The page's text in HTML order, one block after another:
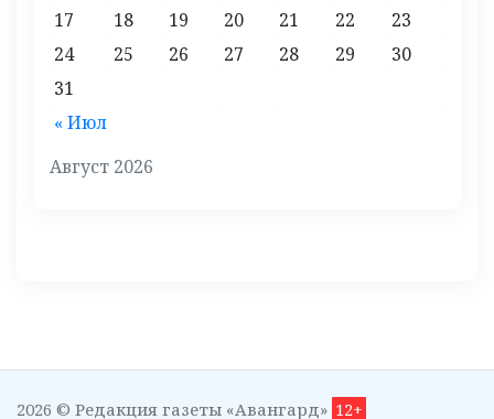
Август 2026
« Июл
17
18 19 20 21 22
23
24
25 26 27 28 29
30
31
2026 © Редакция газеты «Авангард» 12+